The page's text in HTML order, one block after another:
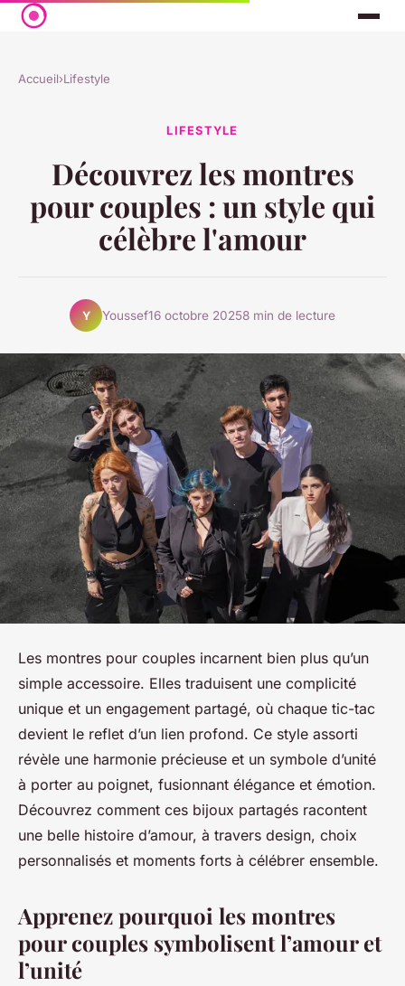
Accueil›Lifestyle
LIFESTYLE
Découvrez les montres
pour couples : un style qui
célèbre l'amour
Y Youssef16 octobre 20258 min de lecture
Les montres pour couples incarnent bien plus qu’un
simple accessoire. Elles traduisent une complicité
unique et un engagement partagé, où chaque tic-tac
devient le reflet d’un lien profond. Ce style assorti
révèle une harmonie précieuse et un symbole d’unité
à porter au poignet, fusionnant élégance et émotion.
Découvrez comment ces bijoux partagés racontent
une belle histoire d’amour, à travers design, choix
personnalisés et moments forts à célébrer ensemble.
Apprenez pourquoi les montres
pour couples symbolisent l’amour et
l’unité